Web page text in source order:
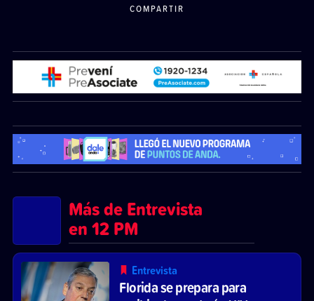
COMPARTIR
Más de Entrevista
en 12 PM
Entrevista
Florida se prepara para